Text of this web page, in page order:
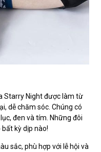
Starry Night được làm từ
dễ chăm sóc. Chúng có
đen và tím. Những đôi
kỳ dịp nào!
sắc, phù hợp với lễ hội và